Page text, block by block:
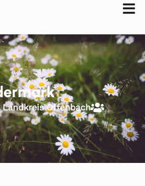
Landkreis Offenbach